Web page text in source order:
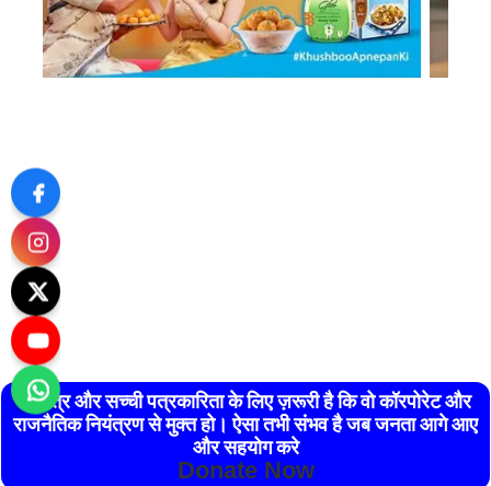
स्वतंत्र और सच्ची पत्रकारिता के लिए ज़रूरी है कि वो कॉरपोरेट और
राजनैतिक नियंत्रण से मुक्त हो। ऐसा तभी संभव है जब जनता आगे आए
और सहयोग करे
Donate Now